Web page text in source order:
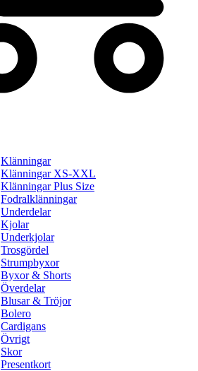
Klänningar
Klänningar XS-XXL
Klänningar Plus Size
Fodralklänningar
Underdelar
Kjolar
Underkjolar
Trosgördel
Strumpbyxor
Byxor & Shorts
Överdelar
Blusar & Tröjor
Bolero
Cardigans
Övrigt
Skor
Presentkort